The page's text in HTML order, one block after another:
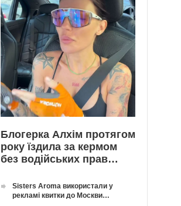
Блогерка Алхім протягом
року їздила за кермом
без водійських прав…
Sisters Aroma використали у
рекламі квитки до Москви…